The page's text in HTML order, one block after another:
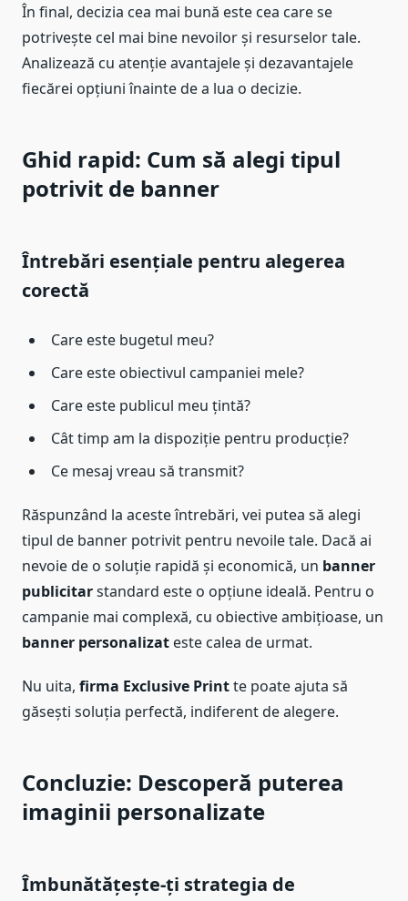
În final, decizia cea mai bună este cea care se
potrivește cel mai bine nevoilor și resurselor tale.
Analizează cu atenție avantajele și dezavantajele
fiecărei opțiuni înainte de a lua o decizie.
Ghid rapid: Cum să alegi tipul
potrivit de banner
Întrebări esențiale pentru alegerea
corectă
Care este bugetul meu?
Care este obiectivul campaniei mele?
Care este publicul meu țintă?
Cât timp am la dispoziție pentru producție?
Ce mesaj vreau să transmit?
Răspunzând la aceste întrebări, vei putea să alegi
tipul de banner potrivit pentru nevoile tale. Dacă ai
nevoie de o soluție rapidă și economică, un banner
publicitarstandard este o opțiune ideală. Pentru o
campanie mai complexă, cu obiective ambițioase, un
banner personalizat este calea de urmat.
Nu uita, firma Exclusive Printte poate ajuta să
găsești soluția perfectă, indiferent de alegere.
Concluzie: Descoperă puterea
imaginii personalizate
Îmbunătățește-ți strategia de